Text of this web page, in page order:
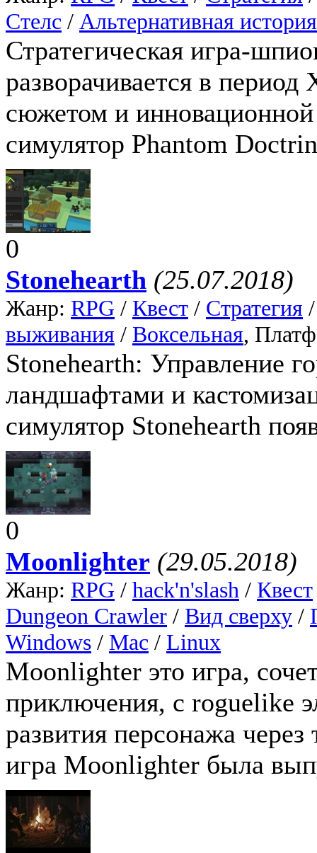
Стелс / Альтернативная история
Стратегическая игра-
разворачивается в
сюжетом и
симулятор Phantom
0
Stonehearth (25.07.2018)
Жанр: RPG / Квест / Стратегия
выживания / Воксельная,
Stonehearth: Управление
ландшафтами и
симулятор Stonehearth
0
Moonlighter (29.05.2018)
Жанр: RPG / hack'n'slash / Квест
Dungeon Crawler / Вид сверху /
Windows / Mac / Linux
Moonlighter это игра,
приключения, с roguelike
развития персонажа
игра Moonlighter была